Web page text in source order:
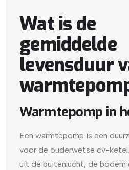
Wat is de
gemiddelde
levensduur
Warmtepomp in
Een warmtepomp is een
voor de ouderwetse cv-
uit de buitenlucht, de bodem